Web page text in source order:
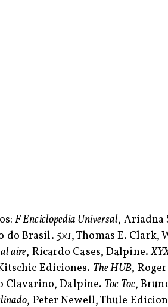
F Enciclopedia Universal, Ariadna
do Brasil.5×1, Thomas E. Clark,
aire, Ricardo Cases, Dalpine.
Ediciones. The HUB,
Clavarino, Dalpine. Toc Toc,
, Peter Newell, Thule